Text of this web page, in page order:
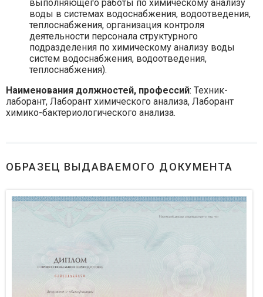
выполняющего работы по химическому анализу
воды в системах водоснабжения, водоотведения,
теплоснабжения, организация контроля
деятельности персонала структурного
подразделения по химическому анализу воды
систем водоснабжения, водоотведения,
теплоснабжения).
Наименования должностей, профессий: Техник-
лаборант, Лаборант химического анализа, Лаборант
химико-бактериологического анализа.
ОБРАЗЕЦ ВЫДАВАЕМОГО ДОКУМЕНТА